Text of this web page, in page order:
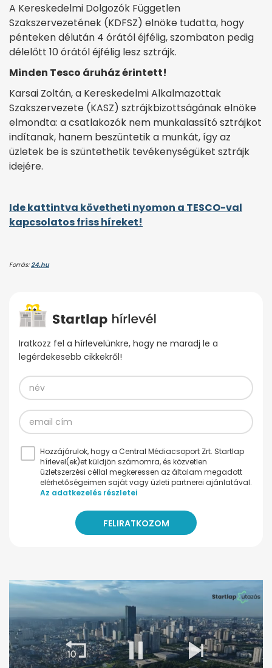
A Kereskedelmi Dolgozók Független
Szakszervezetének (KDFSZ) elnöke tudatta, hogy
pénteken délután 4 órától éjfélig, szombaton pedig
délelőtt 10 órától éjfélig lesz sztrájk.
Minden Tesco áruház érintett!
Karsai Zoltán, a Kereskedelmi Alkalmazottak
Szakszervezete (KASZ) sztrájkbizottságának elnöke
elmondta: a csatlakozók nem munkalassító sztrájkot
indítanak, hanem beszüntetik a munkát, így az
üzletek be is szüntethetik tevékenységüket sztrájk
idejére.
Ide kattintva követheti nyomon a TESCO-val
kapcsolatos friss híreket!
Forrás:24.hu
Iratkozz fel a hírlevelünkre, hogy ne maradj le a
legérdekesebb cikkekről!
Hozzájárulok, hogy a Central Médiacsoport Zrt. Startlap
hírlevel(ek)et küldjön számomra, és közvetlen
üzletszerzési céllal megkeressen az általam megadott
elérhetőségeimen saját vagy üzleti partnerei ajánlatával.
Az adatkezelés részletei